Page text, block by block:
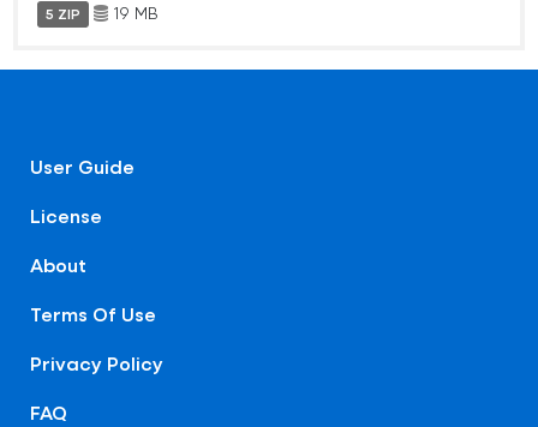
5 ZIP 19 MB
User Guide
License
About
Terms Of Use
Privacy Policy
FAQ